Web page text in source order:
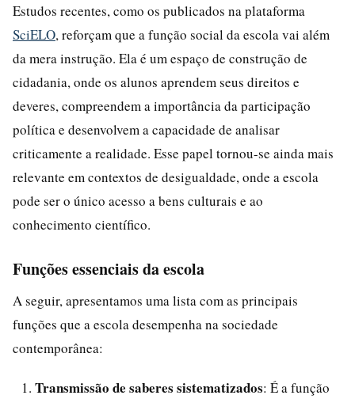
Estudos recentes, como os publicados na plataforma
SciELO, reforçam que a função social da escola vai além
da mera instrução. Ela é um espaço de construção de
cidadania, onde os alunos aprendem seus direitos e
deveres, compreendem a importância da participação
política e desenvolvem a capacidade de analisar
criticamente a realidade. Esse papel tornou-se ainda mais
relevante em contextos de desigualdade, onde a escola
pode ser o único acesso a bens culturais e ao
conhecimento científico.
Funções essenciais da escola
A seguir, apresentamos uma lista com as principais
funções que a escola desempenha na sociedade
contemporânea:
Transmissão de saberes sistematizados: É a função